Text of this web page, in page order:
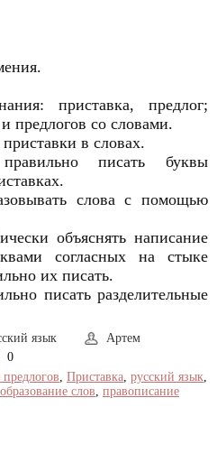
приставка, предлог;
предлогов со словами.
в словах.
писать буквы
слова с помощью
объяснять написание
согласных на стыке
их писать.
писать разделительные
язык
Артем
0
, Приставка, русский язык,
образование слов, правописание